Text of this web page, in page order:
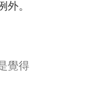
。
覺得